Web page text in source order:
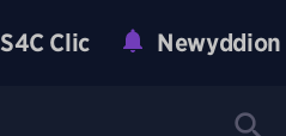
S4C Clic Newyddion